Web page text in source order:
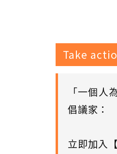
Take
「一個
倡議家：
立即加入